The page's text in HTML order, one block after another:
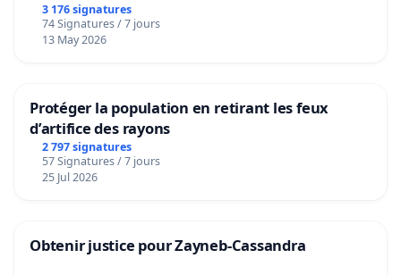
3 176 signatures
74 Signatures / 7 jours
13 May 2026
Protéger la population en retirant les feux
d’artifice des rayons
2 797 signatures
57 Signatures / 7 jours
25 Jul 2026
Obtenir justice pour Zayneb-Cassandra